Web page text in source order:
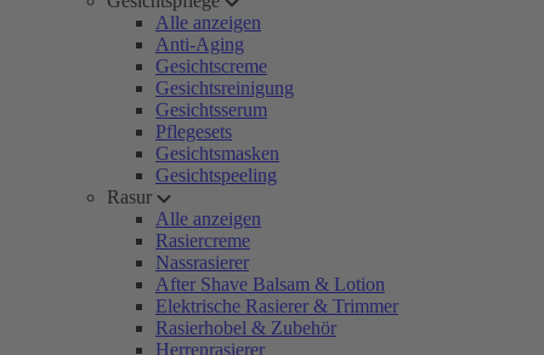
Alle anzeigen
Anti-Aging
Gesichtscreme
Gesichtsreinigung
Gesichtsserum
Pflegesets
Gesichtsmasken
Gesichtspeeling
Rasur
Alle anzeigen
Rasiercreme
Nassrasierer
After Shave Balsam & Lotion
Elektrische Rasierer & Trimmer
Rasierhobel & Zubehör
Herrenrasierer